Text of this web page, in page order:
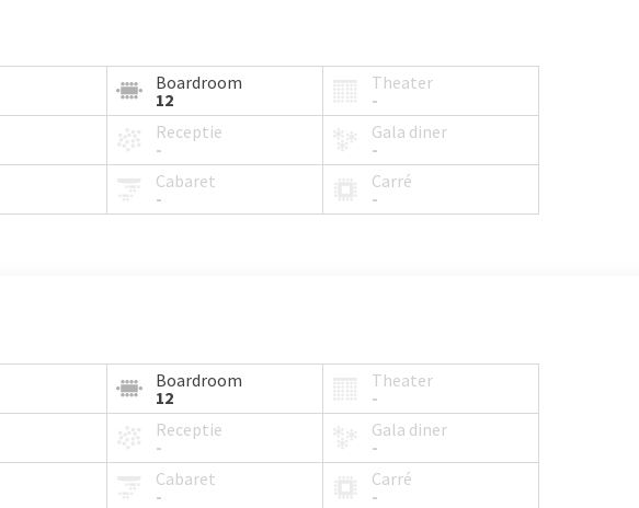
Boardroom
12
Theater
-
Receptie
-
Gala diner
-
Cabaret
-
Carré
-
Boardroom
12
Theater
-
Receptie
-
Gala diner
-
Cabaret
-
Carré
-